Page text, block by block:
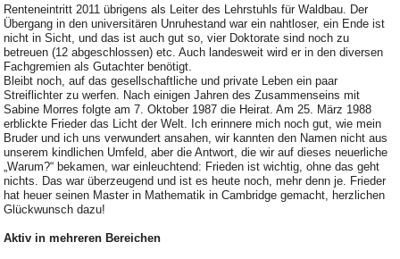
Renteneintritt 2011 übrigens als Leiter des Lehrstuhls für Waldbau. Der
Übergang in den universitären Unruhestand war ein nahtloser, ein Ende ist
nicht in Sicht, und das ist auch gut so, vier Doktorate sind noch zu
betreuen (12 abgeschlossen) etc. Auch landesweit wird er in den diversen
Fachgremien als Gutachter benötigt.
Bleibt noch, auf das gesellschaftliche und private Leben ein paar
Streiflichter zu werfen. Nach einigen Jahren des Zusammenseins mit
Sabine Morres folgte am 7. Oktober 1987 die Heirat. Am 25. März 1988
erblickte Frieder das Licht der Welt. Ich erinnere mich noch gut, wie mein
Bruder und ich uns verwundert ansahen, wir kannten den Namen nicht aus
unserem kindlichen Umfeld, aber die Antwort, die wir auf dieses neuerliche
„Warum?“ bekamen, war einleuchtend: Frieden ist wichtig, ohne das geht
nichts. Das war überzeugend und ist es heute noch, mehr denn je. Frieder
hat heuer seinen Master in Mathematik in Cambridge gemacht, herzlichen
Glückwunsch dazu!
Aktiv in mehreren Bereichen